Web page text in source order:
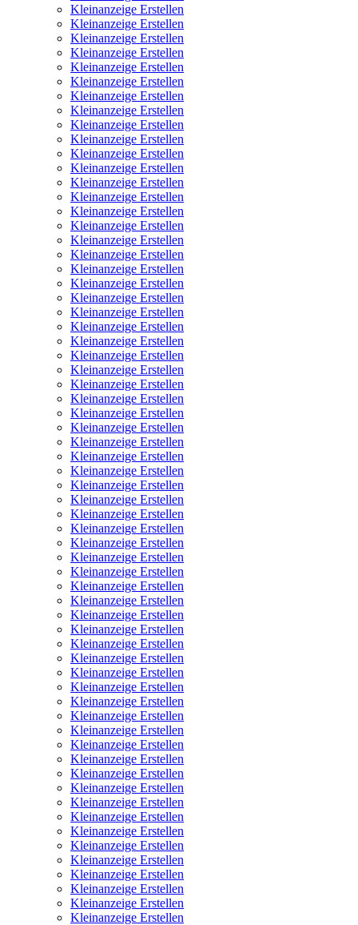
Kleinanzeige Erstellen
Kleinanzeige Erstellen
Kleinanzeige Erstellen
Kleinanzeige Erstellen
Kleinanzeige Erstellen
Kleinanzeige Erstellen
Kleinanzeige Erstellen
Kleinanzeige Erstellen
Kleinanzeige Erstellen
Kleinanzeige Erstellen
Kleinanzeige Erstellen
Kleinanzeige Erstellen
Kleinanzeige Erstellen
Kleinanzeige Erstellen
Kleinanzeige Erstellen
Kleinanzeige Erstellen
Kleinanzeige Erstellen
Kleinanzeige Erstellen
Kleinanzeige Erstellen
Kleinanzeige Erstellen
Kleinanzeige Erstellen
Kleinanzeige Erstellen
Kleinanzeige Erstellen
Kleinanzeige Erstellen
Kleinanzeige Erstellen
Kleinanzeige Erstellen
Kleinanzeige Erstellen
Kleinanzeige Erstellen
Kleinanzeige Erstellen
Kleinanzeige Erstellen
Kleinanzeige Erstellen
Kleinanzeige Erstellen
Kleinanzeige Erstellen
Kleinanzeige Erstellen
Kleinanzeige Erstellen
Kleinanzeige Erstellen
Kleinanzeige Erstellen
Kleinanzeige Erstellen
Kleinanzeige Erstellen
Kleinanzeige Erstellen
Kleinanzeige Erstellen
Kleinanzeige Erstellen
Kleinanzeige Erstellen
Kleinanzeige Erstellen
Kleinanzeige Erstellen
Kleinanzeige Erstellen
Kleinanzeige Erstellen
Kleinanzeige Erstellen
Kleinanzeige Erstellen
Kleinanzeige Erstellen
Kleinanzeige Erstellen
Kleinanzeige Erstellen
Kleinanzeige Erstellen
Kleinanzeige Erstellen
Kleinanzeige Erstellen
Kleinanzeige Erstellen
Kleinanzeige Erstellen
Kleinanzeige Erstellen
Kleinanzeige Erstellen
Kleinanzeige Erstellen
Kleinanzeige Erstellen
Kleinanzeige Erstellen
Kleinanzeige Erstellen
Kleinanzeige Erstellen